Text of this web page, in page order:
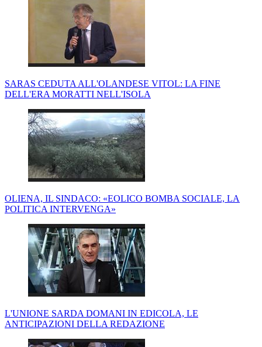
SARAS CEDUTA ALL'OLANDESE VITOL: LA FINE
DELL'ERA MORATTI NELL'ISOLA
OLIENA, IL SINDACO: «EOLICO BOMBA SOCIALE, LA
POLITICA INTERVENGA»
L'UNIONE SARDA DOMANI IN EDICOLA, LE
ANTICIPAZIONI DELLA REDAZIONE